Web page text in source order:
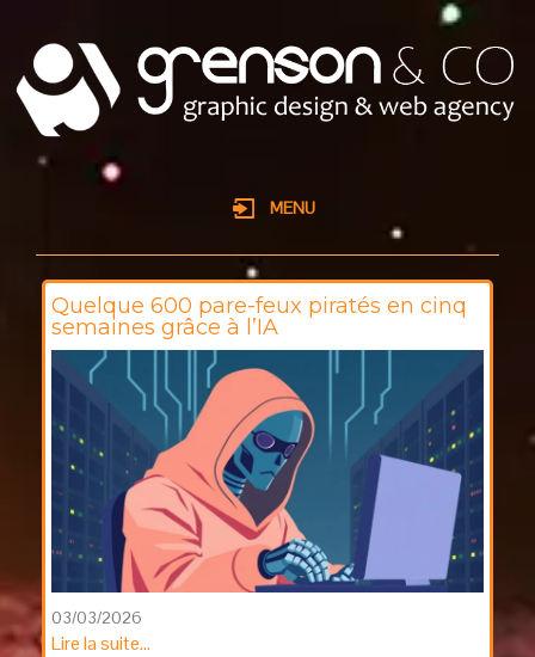
MENU
Quelque 600 pare-feux piratés en cinq
semaines grâce à l’IA
03/03/2026
Lire la suite...